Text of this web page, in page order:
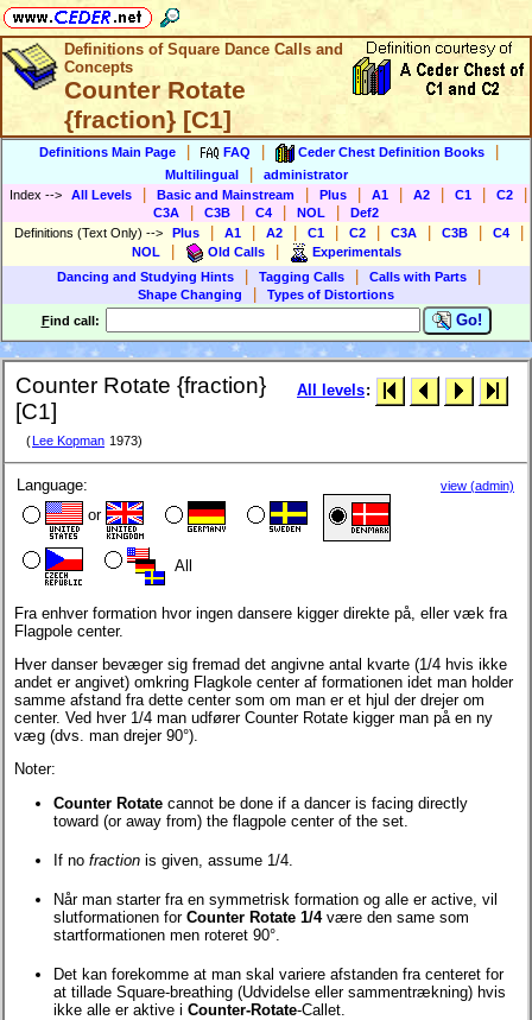
Definitions of Square Dance Calls and
Concepts
Counter Rotate
{fraction} [C1]
Definitions Main Page FAQ Ceder Chest Definition Books
Multilingual
administrator
Index --> All Levels Basic and Mainstream Plus A1 A2 C1 C2
C3A C3B C4 NOL
Def2
Definitions (Text Only) --> Plus A1 A2 C1 C2 C3A C3B C4
NOL Old Calls
Experimentals
Dancing and Studying Hints
Tagging Calls Calls with Parts
Shape Changing
Types of Distortions
Find call: Go!
Counter Rotate {fraction}
[C1]
( Lee Kopman 1973)
All levels:
Language:
or
All
view (admin)
Fra enhver formation hvor ingen dansere kigger direkte på, eller væk fra
Flagpole center.
Hver danser bevæger sig fremad det angivne antal kvarte (1/4 hvis ikke
andet er angivet) omkring Flagkole center af formationen idet man holder
samme afstand fra dette center som om man er et hjul der drejer om
center. Ved hver 1/4 man udfører Counter Rotate kigger man på en ny
væg (dvs. man drejer 90°).
Noter:
Counter Rotate cannot be done if a dancer is facing directly
toward (or away from) the flagpole center of the set.
If no fraction is given, assume 1/4.
Når man starter fra en symmetrisk formation og alle er active, vil
slutformationen for Counter Rotate 1/4være den same som
startformationen men roteret 90°.
Det kan forekomme at man skal variere afstanden fra centeret for
at tillade Square-breathing (Udvidelse eller sammentrækning) hvis
ikke alle er aktive i Counter-Rotate-Callet.